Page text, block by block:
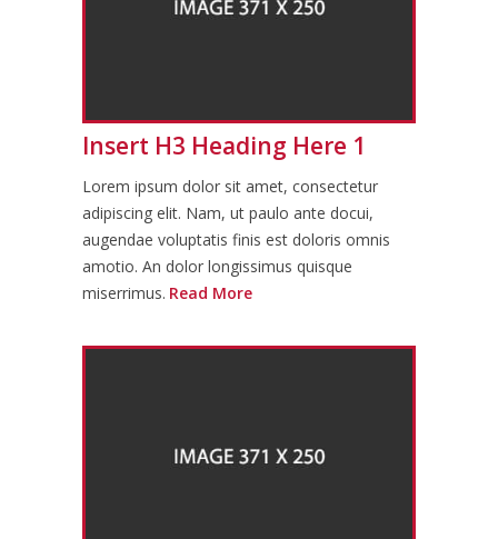
Insert H3 Heading Here 1
Lorem ipsum dolor sit amet, consectetur
adipiscing elit. Nam, ut paulo ante docui,
augendae voluptatis finis est doloris omnis
amotio. An dolor longissimus quisque
miserrimus. Read More